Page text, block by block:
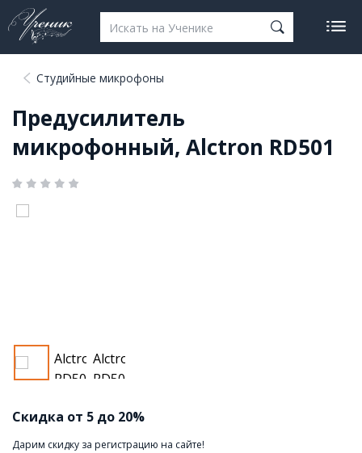
Студийные микрофоны
Предусилитель
микрофонный, Alctron RD501
Скидка от 5 до 20%
Дарим скидку за регистрацию на сайте!